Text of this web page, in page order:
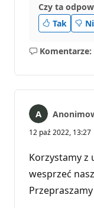
Czy ta
Tak
Komentarze:
Brak
12 paź 2022, 13:27
Korzystamy z
wesprzeć